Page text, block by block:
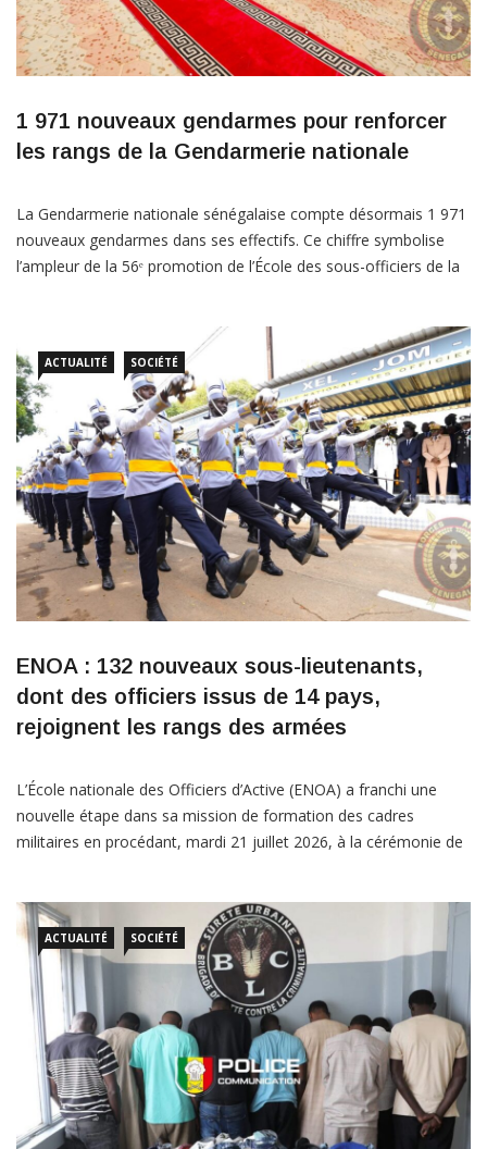
1 971 nouveaux gendarmes pour renforcer
les rangs de la Gendarmerie nationale
La Gendarmerie nationale sénégalaise compte désormais 1 971
nouveaux gendarmes dans ses effectifs. Ce chiffre symbolise
l’ampleur de la 56ᵉ promotion de l’École des sous-officiers de la
le vendredi 24 juillet 2026 à la caserne Général Waly FAYE.
Présidée […]
ACTUALITÉ SOCIÉTÉ
ENOA : 132 nouveaux sous-lieutenants,
dont des officiers issus de 14 pays,
rejoignent les rangs des armées
L’École nationale des Officiers d’Active (ENOA) a franchi une
nouvelle étape dans sa mission de formation des cadres
militaires en procédant, mardi 21 juillet 2026, à la cérémonie de
armées, Yankhoba Diémé, cette cérémonie a consacré […]
ACTUALITÉ SOCIÉTÉ